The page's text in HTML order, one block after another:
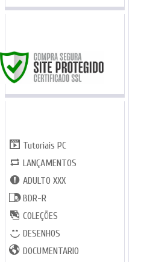
Tutoriais PC
LANÇAMENTOS
ADULTO XXX
BDR-R
COLEÇÕES
DESENHOS
DOCUMENTARIO